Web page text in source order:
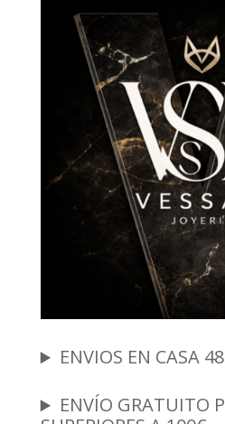
ENVIOS EN CASA
ENVÍO GRATUITO